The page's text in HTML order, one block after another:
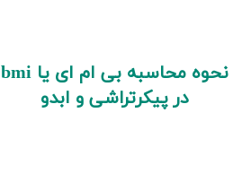
نحوه محاسبه بی ام ای یا bmi
در پیکرتراشی و ابدو